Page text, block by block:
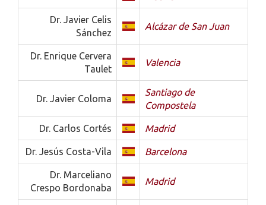
Dr. Javier Celis
Sánchez
Alcázar de San Juan
Dr. Enrique Cervera
Taulet
Valencia
Dr. Javier Coloma
Santiago de
Compostela
Dr. Carlos Cortés Madrid
Dr. Jesús Costa-Vila Barcelona
Dr. Marceliano
Crespo Bordonaba
Madrid